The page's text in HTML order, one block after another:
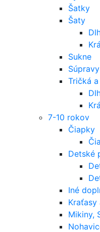
Šatky
Šaty
Sukne
Súpravy
Tričká
7-10 rokov
Čiapky
Detské
Iné
Mikiny,